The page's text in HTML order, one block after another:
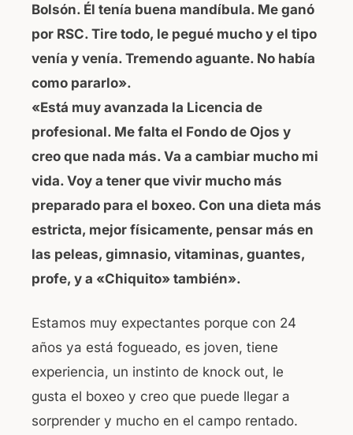
Bolsón. Él tenía buena mandíbula. Me ganó
por RSC. Tire todo, le pegué mucho y el tipo
venía y venía. Tremendo aguante. No había
como pararlo».
«Está muy avanzada la Licencia de
profesional. Me falta el Fondo de Ojos y
creo que nada más. Va a cambiar mucho mi
vida. Voy a tener que vivir mucho más
preparado para el boxeo. Con una dieta más
estricta, mejor físicamente, pensar más en
las peleas, gimnasio, vitaminas, guantes,
profe, y a «Chiquito» también».
Estamos muy expectantes porque con 24
años ya está fogueado, es joven, tiene
experiencia, un instinto de knock out, le
gusta el boxeo y creo que puede llegar a
sorprender y mucho en el campo rentado.